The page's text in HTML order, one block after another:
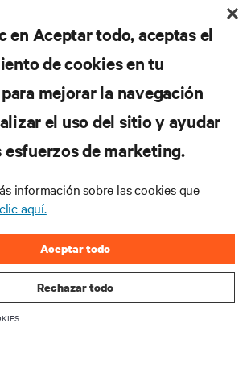
en Aceptar todo, aceptas el
de cookies en tu
mejorar la navegación
el uso del sitio y ayudar
esfuerzos de marketing.
información sobre las cookies que
aquí.
Rechazar todo
Aceptar todo